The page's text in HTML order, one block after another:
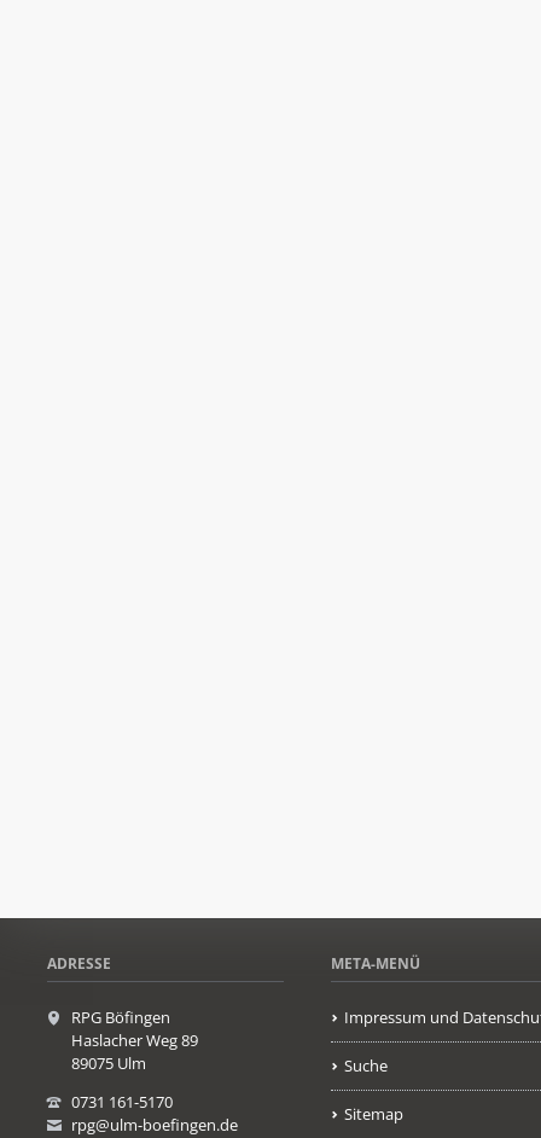
ADRESSE
RPG Böfingen
Haslacher Weg 89
89075 Ulm
0731 161-5170
rpg@ulm-boefingen.de
META-MENÜ
Impressum und
Suche
Sitemap